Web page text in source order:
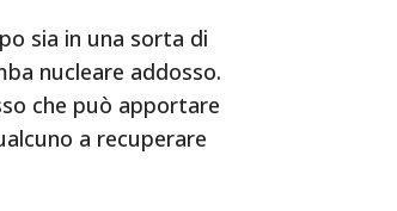
sia in una sorta di
nucleare addosso.
che può apportare
a recuperare